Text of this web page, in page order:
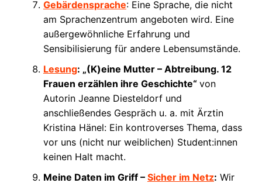
Gebärdensprache: Eine Sprache, die nicht
am Sprachenzentrum angeboten wird. Eine
außergewöhnliche Erfahrung und
Sensibilisierung für andere Lebensumstände.
Lesung: „(K)eine Mutter – Abtreibung. 12
Frauen erzählen ihre Geschichte“ von
Autorin Jeanne Diesteldorf und
anschließendes Gespräch u. a. mit Ärztin
Kristina Hänel: Ein kontroverses Thema, dass
vor uns (nicht nur weiblichen) Student:innen
keinen Halt macht.
Meine Daten im Griff – Sicher im Netz: Wir